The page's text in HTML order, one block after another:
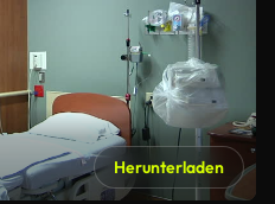
Herunterladen